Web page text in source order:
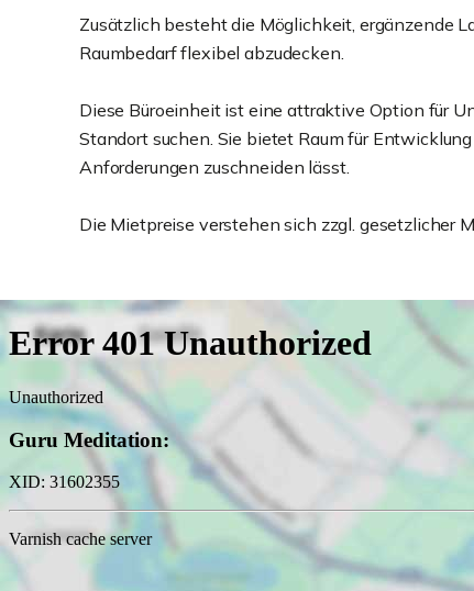
Zusätzlich besteht die Möglichkeit, ergänzende
Raumbedarf flexibel abzudecken.
Diese Büroeinheit ist eine attraktive Option für
Standort suchen. Sie bietet Raum für
Anforderungen zuschneiden lässt.
Die Mietpreise verstehen sich zzgl. gesetzlicher